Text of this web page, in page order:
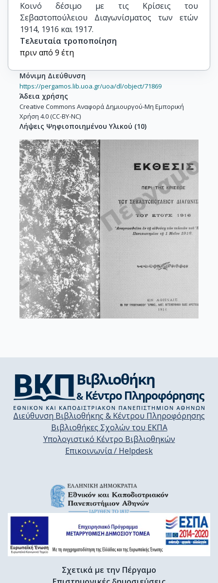
Κοινό δέσιμο με τις Κρίσεις του
Σεβαστοπούλειου Διαγωνίσματος των ετών
1914, 1916 και 1917.
Τελευταία τροποποίηση
πριν από 9 έτη
Μόνιμη Διεύθυνση
https://pergamos.lib.uoa.gr/uoa/dl/object/71869
Άδεια χρήσης
Creative Commons Αναφορά Δημιουργού-Μη Εμπορική
Χρήση 4.0 (CC-BY-NC)
Λήψεις Ψηφιοποιημένου Υλικού (10)
Διεύθυνση Βιβλιοθήκης & Κέντρου Πληροφόρησης
Βιβλιοθήκες Σχολών του ΕΚΠΑ
Υπολογιστικό Κέντρο Βιβλιοθηκών
Επικοινωνία / Helpdesk
Σχετικά με την Πέργαμο